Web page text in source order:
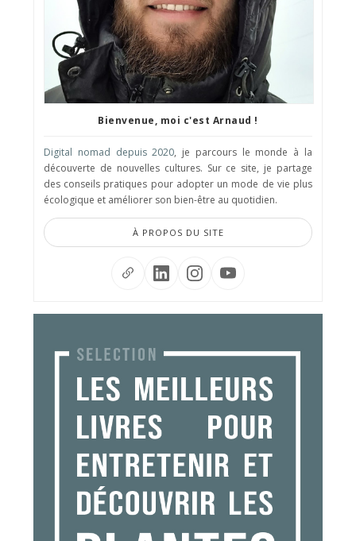
Bienvenue, moi c'est Arnaud !
Digital nomad depuis 2020, je parcours le monde à la
découverte de nouvelles cultures. Sur ce site, je partage
des conseils pratiques pour adopter un mode de vie plus
écologique et améliorer son bien-être au quotidien.
À PROPOS DU SITE